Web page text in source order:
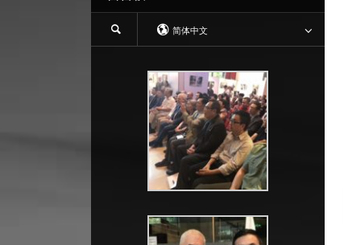
简体中文